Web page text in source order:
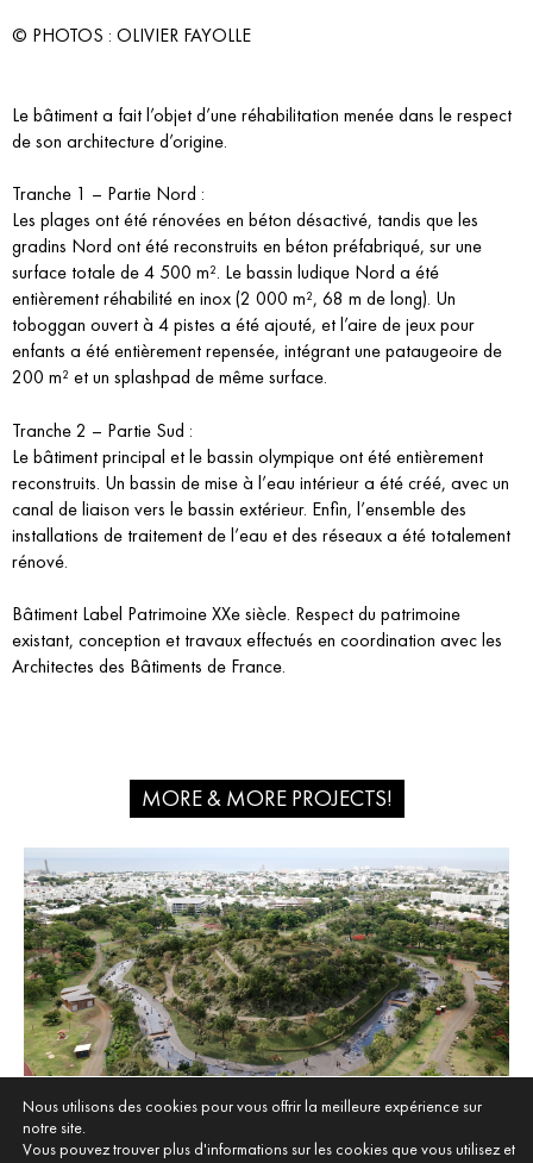
© PHOTOS : OLIVIER FAYOLLE
Le bâtiment a fait l’objet d’une réhabilitation menée dans le respect
de son architecture d’origine.
Tranche 1 – Partie Nord :
Les plages ont été rénovées en béton désactivé, tandis que les
gradins Nord ont été reconstruits en béton préfabriqué, sur une
surface totale de 4 500 m². Le bassin ludique Nord a été
entièrement réhabilité en inox (2 000 m², 68 m de long). Un
toboggan ouvert à 4 pistes a été ajouté, et l’aire de jeux pour
enfants a été entièrement repensée, intégrant une pataugeoire de
200 m² et un splashpad de même surface.
Tranche 2 – Partie Sud :
Le bâtiment principal et le bassin olympique ont été entièrement
reconstruits. Un bassin de mise à l’eau intérieur a été créé, avec un
canal de liaison vers le bassin extérieur. Enfin, l’ensemble des
installations de traitement de l’eau et des réseaux a été totalement
rénové.
Bâtiment Label Patrimoine XXe siècle. Respect du patrimoine
existant, conception et travaux effectués en coordination avec les
Architectes des Bâtiments de France.
MORE & MORE PROJECTS!
PARC BOISÉ – LE PORT – LA RÉUNION
LE PORT - LA RÉUNION (974)
Nous utilisons des cookies pour vous offrir la meilleure expérience sur
notre site.
Vous pouvez trouver plus d'informations sur les cookies que vous utilisez et